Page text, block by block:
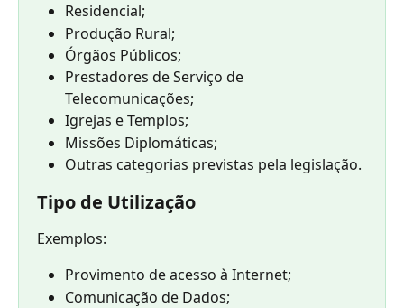
Residencial;
Produção Rural;
Órgãos Públicos;
Prestadores de Serviço de
Telecomunicações;
Igrejas e Templos;
Missões Diplomáticas;
Outras categorias previstas pela legislação.
Tipo de Utilização
Exemplos:
Provimento de acesso à Internet;
Comunicação de Dados;